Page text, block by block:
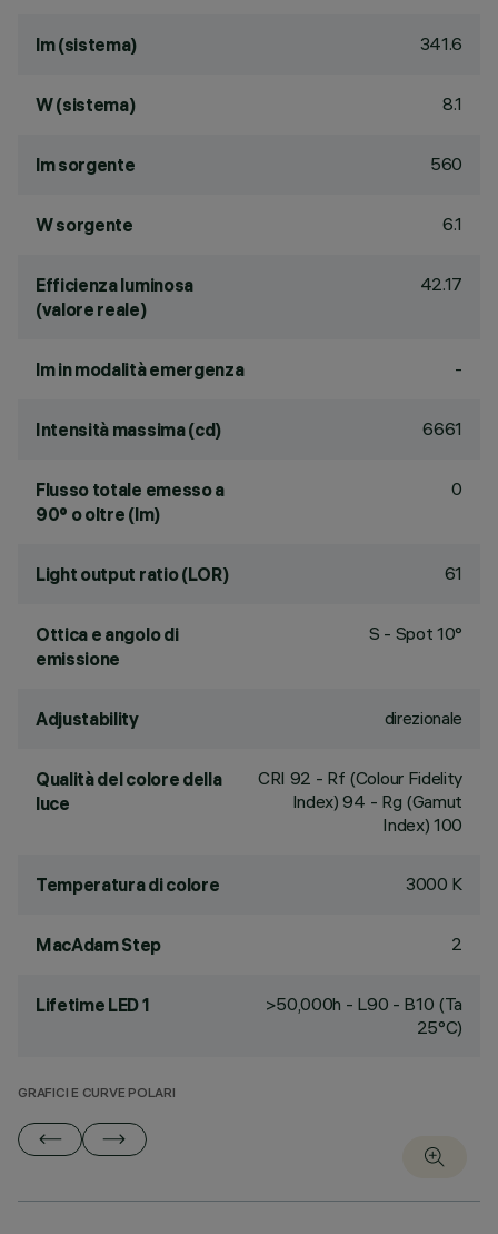
lm (sistema) 341.6
W (sistema) 8.1
lm sorgente 560
W sorgente 6.1
Efficienza luminosa
(valore reale)
42.17
lm in modalità emergenza -
Intensità massima (cd) 6661
Flusso totale emesso a
90° o oltre (lm)
0
Light output ratio (LOR) 61
Ottica e angolo di
emissione
S - Spot 10°
Adjustability direzionale
Qualità del colore della
luce
CRI 92 - Rf (Colour Fidelity
Index) 94 - Rg (Gamut
Index) 100
Temperatura di colore 3000 K
MacAdam Step 2
Lifetime LED 1
>50,000h - L90 - B10 (Ta
25°C)
GRAFICI E CURVE POLARI